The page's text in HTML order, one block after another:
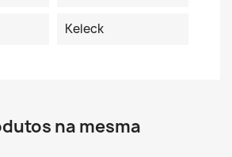
Keleck
na mesma